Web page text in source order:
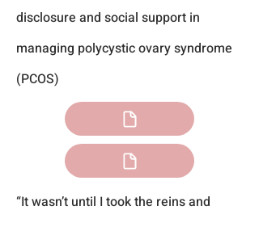
disclosure and social support in
managing polycystic ovary syndrome
(PCOS)
“It wasn’t until I took the reins and